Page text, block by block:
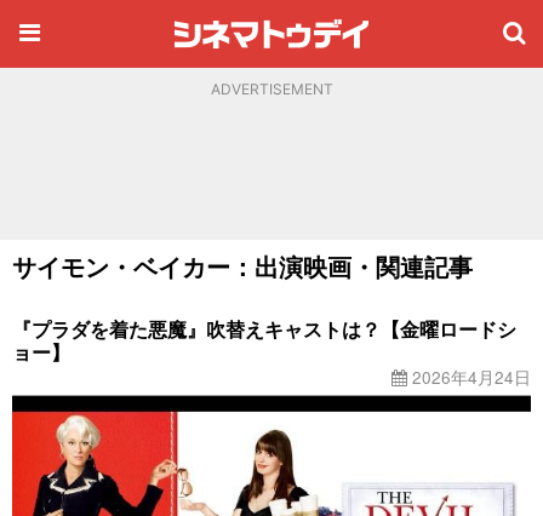
ADVERTISEMENT
サイモン・ベイカー：出演映画・関連記事
『プラダを着た悪魔』吹替えキャストは？【金曜ロードシ
ョー】
2026年4月24日